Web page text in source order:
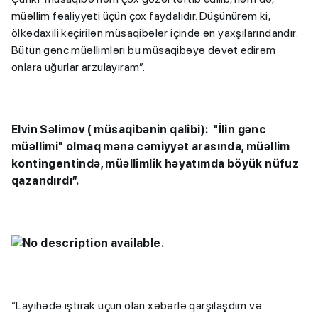
müəllim fəaliyyəti üçün çox faydalıdır. Düşünürəm ki,
ölkədaxili keçirilən müsaqibələr içində ən yaxşılarındandır.
Bütün gənc müəllimləri bu müsaqibəyə dəvət edirəm
onlara uğurlar arzulayıram”.
Elvin Səlimov ( müsaqibənin qalibi): "İlin gənc
müəllimi" olmaq mənə cəmiyyət arasında, müəllim
kontingentində, müəllimlik həyatımda böyük nüfuz
qazandırdı”.
“Layihədə iştirak üçün olan xəbərlə qarşılaşdım və